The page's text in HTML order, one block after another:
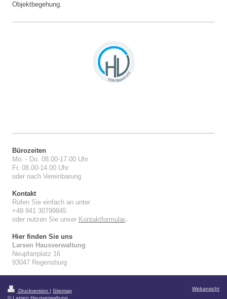
Objektbegehung.
Bürozeiten
Mo. - Do. 08.00-17.00 Uhr
Fr. 08.00-14.00 Uhr
oder nach Vereinbarung
Kontakt
Rufen Sie einfach an unter
+49 941 30799845
oder nutzen Sie unser Kontaktformular.
Hier finden Sie uns
Larsen Hausverwaltung
Neupfarrplatz 16
93047 Regensburg
Druckversion | Sitemap
© Larsen Hausverwaltung
Webansicht